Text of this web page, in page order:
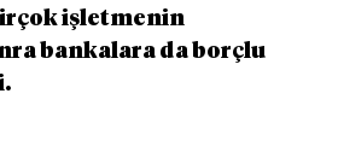
işletmenin
bankalara da borçlu